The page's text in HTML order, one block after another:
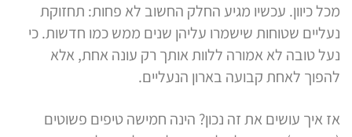
מכל כיוון. עכשיו מגיע החלק החשוב לא פחות: תחזוקת
נעליים שטוחות שישמרו עליהן שנים ממש כמו חדשות. כי
נעל טובה לא אמורה ללוות אותך רק עונה אחת, אלא
להפוך לאחת קבועה בארון הנעליים.
אז איך עושים את זה נכון? הינה חמישה טיפים פשוטים